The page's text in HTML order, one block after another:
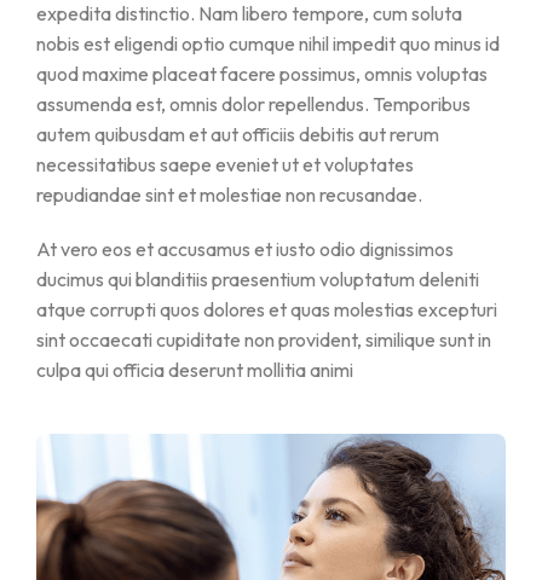
expedita distinctio. Nam libero tempore, cum soluta
nobis est eligendi optio cumque nihil impedit quo minus id
quod maxime placeat facere possimus, omnis voluptas
assumenda est, omnis dolor repellendus. Temporibus
autem quibusdam et aut officiis debitis aut rerum
necessitatibus saepe eveniet ut et voluptates
repudiandae sint et molestiae non recusandae.
At vero eos et accusamus et iusto odio dignissimos
ducimus qui blanditiis praesentium voluptatum deleniti
atque corrupti quos dolores et quas molestias excepturi
sint occaecati cupiditate non provident, similique sunt in
culpa qui officia deserunt mollitia animi